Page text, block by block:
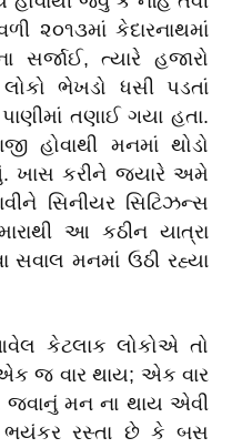
૨૦૧૩માં કેદારનાથમાં
સર્જાઈ, ત્યારે હજારો
ભેખડો ધસી પડતાં
તણાઈ ગયા હતા.
હોવાથી મનમાં થોડો
ખાસ કરીને જયારે અમે
સિનીયર સિટિઝન્સ
આ કઠીન યાત્રા
સવાલ મનમાં ઉઠી રહ્યા
કેટલાક લોકોએ તો
એક જ વાર થાય; એક વાર
જવાનું મન ના થાય એવી
ભયંકર રસ્તા છે કે બસ